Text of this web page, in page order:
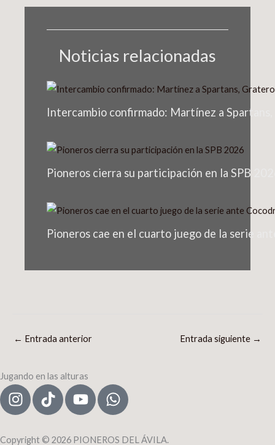
Noticias relacionadas
Intercambio confirmado: Martínez a
Pioneros cierra su participación en la SPB
Pioneros cae en el cuarto juego de la serie
← Entrada anterior Entrada siguiente →
Jugando en las alturas
I
n
t
T
i
t
Y
o
t
W
h
t
Copyright © 2026 PIONEROS DEL ÁVILA.